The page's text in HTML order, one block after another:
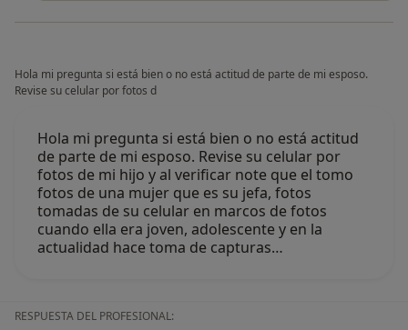
Hola mi pregunta si está bien o no está actitud de parte de mi esposo.
Revise su celular por fotos d
Hola mi pregunta si está bien o no está actitud
de parte de mi esposo. Revise su celular por
fotos de mi hijo y al verificar note que el tomo
fotos de una mujer que es su jefa, fotos
tomadas de su celular en marcos de fotos
cuando ella era joven, adolescente y en la
actualidad hace toma de capturas…
RESPUESTA DEL PROFESIONAL: